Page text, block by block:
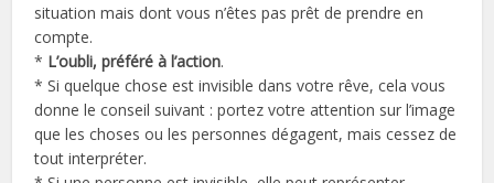
situation mais dont vous n’êtes pas prêt de prendre en
compte.
* L’oubli, préféré à l’action.
* Si quelque chose est invisible dans votre rêve, cela vous
donne le conseil suivant : portez votre attention sur l’image
que les choses ou les personnes dégagent, mais cessez de
tout interpréter.